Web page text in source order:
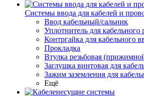
Системы ввода для кабелей и
Ввод кабельный/сальник
Уплотнитель для кабельного
Контргайка для кабельного
Прокладка
Втулка резьбовая
Заглушка винтовая для
Зажим заземления для
Ещё